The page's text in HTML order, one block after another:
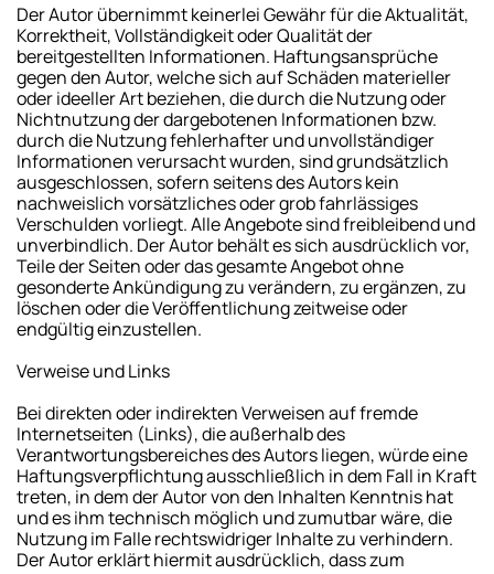
Der Autor übernimmt keinerlei Gewähr für die Aktualität,
Korrektheit, Vollständigkeit oder Qualität der
bereitgestellten Informationen. Haftungsansprüche
gegen den Autor, welche sich auf Schäden materieller
oder ideeller Art beziehen, die durch die Nutzung oder
Nichtnutzung der dargebotenen Informationen bzw.
durch die Nutzung fehlerhafter und unvollständiger
Informationen verursacht wurden, sind grundsätzlich
ausgeschlossen, sofern seitens des Autors kein
nachweislich vorsätzliches oder grob fahrlässiges
Verschulden vorliegt. Alle Angebote sind freibleibend und
unverbindlich. Der Autor behält es sich ausdrücklich vor,
Teile der Seiten oder das gesamte Angebot ohne
gesonderte Ankündigung zu verändern, zu ergänzen, zu
löschen oder die Veröffentlichung zeitweise oder
endgültig einzustellen.
Verweise und Links
Bei direkten oder indirekten Verweisen auf fremde
Internetseiten (Links), die außerhalb des
Verantwortungsbereiches des Autors liegen, würde eine
Haftungsverpflichtung ausschließlich in dem Fall in Kraft
treten, in dem der Autor von den Inhalten Kenntnis hat
und es ihm technisch möglich und zumutbar wäre, die
Nutzung im Falle rechtswidriger Inhalte zu verhindern.
Der Autor erklärt hiermit ausdrücklich, dass zum